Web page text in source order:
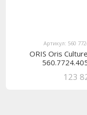
Артикул: 560
ORIS Oris
123